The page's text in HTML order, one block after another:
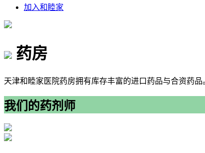
加入和睦家
药房
天津和睦家医院药房拥有库存丰富的进口药品与合资药
我们的药剂师